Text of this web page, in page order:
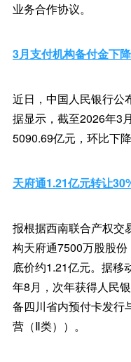
业务合作协议。
3月支付机构备付金下
近日，中国人民银行公
据显示，截至2026年3
5090.69亿元，环比下
天府通1.21亿元转让
报根据西南联合产权交
构天府通7500万股股
底价约1.21亿元。据移
年8月，次年获得人民
备四川省内预付卡发行
营（Ⅱ类））。